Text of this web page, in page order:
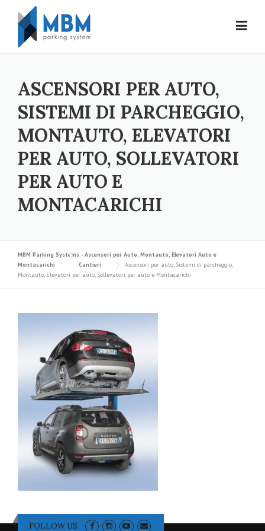
Skip to content
ASCENSORI PER AUTO,
SISTEMI DI PARCHEGGIO,
MONTAUTO, ELEVATORI
PER AUTO, SOLLEVATORI
PER AUTO E
MONTACARICHI
MBM Parking Systems - Ascensori per Auto, Montauto, Elevatori Auto e
Montacarichi
Cantieri
Ascensori per auto, Sistemi di parcheggio,
Montauto, Elevatori per auto, Sollevatori per auto e Montacarichi
FOLLOW US